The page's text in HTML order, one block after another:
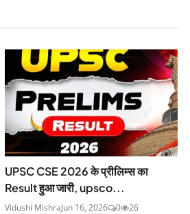
UPSC CSE 2026 के प्रीलिम्स का
Result हुआ जारी, upsco...
Vidushi MishraJun 16, 2026 0 26